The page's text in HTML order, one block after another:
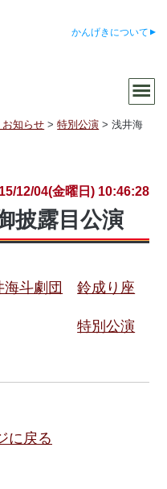
かんげきについて
知らせ >特別公演 >浅井海
12/04(金曜日) 10:46:28
披露目公演
海斗劇団 鈴成り座
特別公演
に戻る